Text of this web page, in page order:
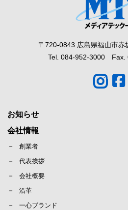
〒720-0843 広島県福山市赤
Tel. 084-952-3000 Fax.
お知らせ
会社情報
創業者
代表挨拶
会社概要
沿革
一心ブランド